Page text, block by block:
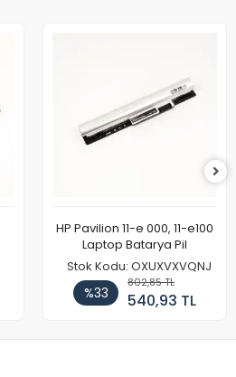
HP Pavilion 11-e 000, 11-e100
Laptop Batarya Pil
Stok Kodu: OXUXVXVQNJ
%33
802,85 TL
540,93 TL